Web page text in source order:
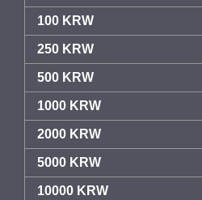
100 KRW
250 KRW
500 KRW
1000 KRW
2000 KRW
5000 KRW
10000 KRW